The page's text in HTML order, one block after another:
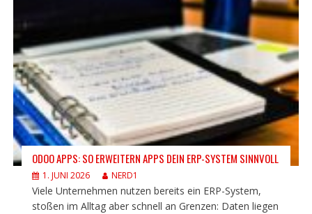
ODOO APPS: SO ERWEITERN APPS DEIN ERP-SYSTEM SINNVOLL
1. JUNI 2026 NERD1
Viele Unternehmen nutzen bereits ein ERP-System,
stoßen im Alltag aber schnell an Grenzen: Daten liegen